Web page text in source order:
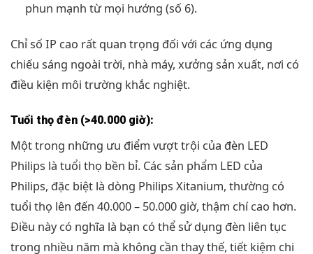
phun mạnh từ mọi hướng (số 6).
Chỉ số IP cao rất quan trọng đối với các ứng dụng
chiếu sáng ngoài trời, nhà máy, xưởng sản xuất, nơi có
điều kiện môi trường khắc nghiệt.
Tuổi thọ đèn (>40.000 giờ):
Một trong những ưu điểm vượt trội của đèn LED
Philips là tuổi thọ bền bỉ. Các sản phẩm LED của
Philips, đặc biệt là dòng Philips Xitanium, thường có
tuổi thọ lên đến 40.000 – 50.000 giờ, thậm chí cao hơn.
Điều này có nghĩa là bạn có thể sử dụng đèn liên tục
trong nhiều năm mà không cần thay thế, tiết kiệm chi